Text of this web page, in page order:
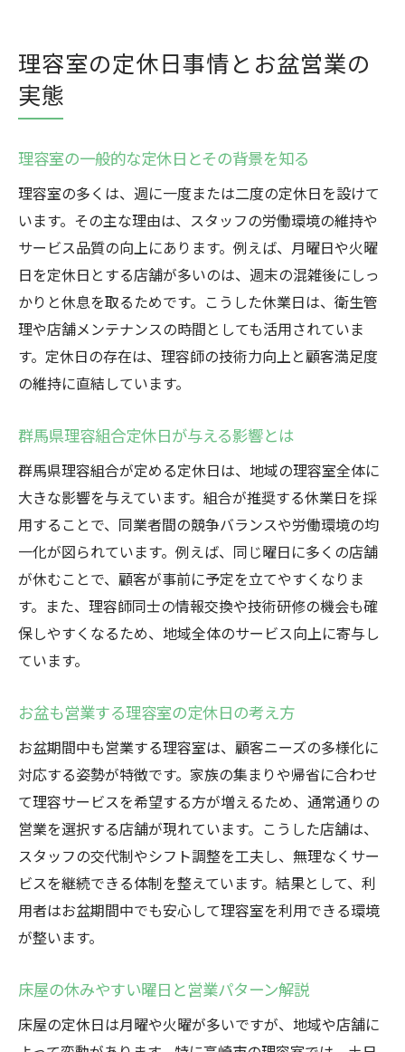
理容室の定休日事情とお盆営業の
実態
理容室の一般的な定休日とその背景を知る
理容室の多くは、週に一度または二度の定休日を設けて
います。その主な理由は、スタッフの労働環境の維持や
サービス品質の向上にあります。例えば、月曜日や火曜
日を定休日とする店舗が多いのは、週末の混雑後にしっ
かりと休息を取るためです。こうした休業日は、衛生管
理や店舗メンテナンスの時間としても活用されていま
す。定休日の存在は、理容師の技術力向上と顧客満足度
の維持に直結しています。
群馬県理容組合定休日が与える影響とは
群馬県理容組合が定める定休日は、地域の理容室全体に
大きな影響を与えています。組合が推奨する休業日を採
用することで、同業者間の競争バランスや労働環境の均
一化が図られています。例えば、同じ曜日に多くの店舗
が休むことで、顧客が事前に予定を立てやすくなりま
す。また、理容師同士の情報交換や技術研修の機会も確
保しやすくなるため、地域全体のサービス向上に寄与し
ています。
お盆も営業する理容室の定休日の考え方
お盆期間中も営業する理容室は、顧客ニーズの多様化に
対応する姿勢が特徴です。家族の集まりや帰省に合わせ
て理容サービスを希望する方が増えるため、通常通りの
営業を選択する店舗が現れています。こうした店舗は、
スタッフの交代制やシフト調整を工夫し、無理なくサー
ビスを継続できる体制を整えています。結果として、利
用者はお盆期間中でも安心して理容室を利用できる環境
が整います。
床屋の休みやすい曜日と営業パターン解説
床屋の定休日は月曜や火曜が多いですが、地域や店舗に